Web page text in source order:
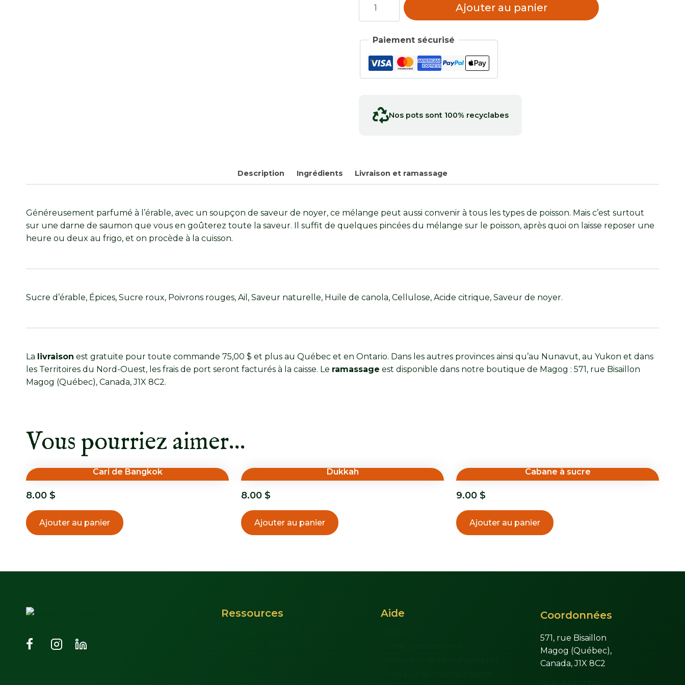
Ajouter au panier
Paiement sécurisé
Nos pots sont 100% recyclabes
Description Ingrédients Livraison et ramassage
Généreusement parfumé à l’érable, avec un soupçon de saveur de noyer, ce mélange peut aussi convenir à tous les types de poisson. Mais c’est surtout
sur une darne de saumon que vous en goûterez toute la saveur. Il suffit de quelques pincées du mélange sur le poisson, après quoi on laisse reposer une
heure ou deux au frigo, et on procède à la cuisson.
Sucre d’érable, Épices, Sucre roux, Poivrons rouges, Ail, Saveur naturelle, Huile de canola, Cellulose, Acide citrique, Saveur de noyer.
La livraison est gratuite pour toute commande 75,00 $ et plus au Québec et en Ontario. Dans les autres provinces ainsi qu’au Nunavut, au Yukon et dans
les Territoires du Nord-Ouest, les frais de port seront facturés à la caisse. Le ramassage est disponible dans notre boutique de Magog : 571, rue Bisaillon
Magog (Québec), Canada, J1X 8C2.
Vous pourriez aimer…
Cari de Bangkok
8.00 $
Ajouter au panier
Dukkah
8.00 $
Ajouter au panier
Cabane à sucre
9.00 $
Ajouter au panier
Ressources Aide Coordonnées
571, rue Bisaillon
Magog (Québec),
Canada, J1X 8C2